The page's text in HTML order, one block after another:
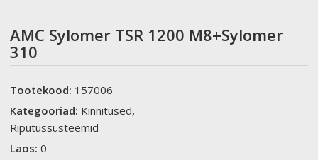
AMC Sylomer TSR 1200 M8+Sylomer
310
Tootekood: 157006
Kategooriad: Kinnitused,
Riputussüsteemid
Laos:0